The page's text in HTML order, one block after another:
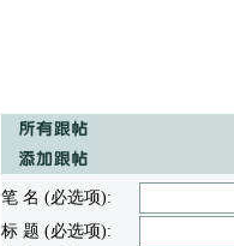
笔 名 (必选项):
标 题 (必选项):